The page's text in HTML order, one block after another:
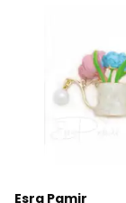
Esra Pamir